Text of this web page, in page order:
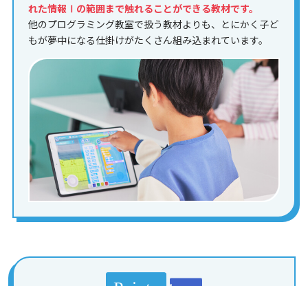
れた情報Ⅰの範囲まで触れることができる教材です。
他のプログラミング教室で扱う教材よりも、とにかく子ど
もが夢中になる仕掛けがたくさん組み込まれています。